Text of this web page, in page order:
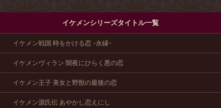
イケメンシリーズタイトル一覧
イケメン戦国 時をかける恋 -永縁-
イケメンヴィラン 闇夜にひらく悪の恋
イケメン王子 美女と野獣の最後の恋
イケメン源氏伝 あやかし恋えにし